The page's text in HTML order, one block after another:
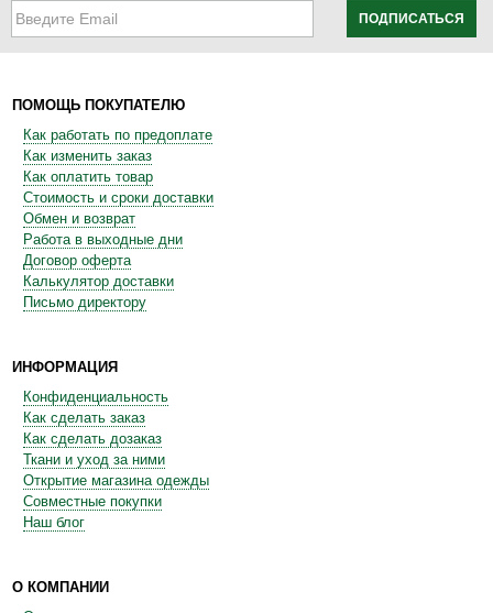
ПОДПИСАТЬСЯ
ПОМОЩЬ ПОКУПАТЕЛЮ
Как работать по предоплате
Как изменить заказ
Как оплатить товар
Стоимость и сроки доставки
Обмен и возврат
Работа в выходные дни
Договор оферта
Калькулятор доставки
Письмо директору
ИНФОРМАЦИЯ
Конфиденциальность
Как сделать заказ
Как сделать дозаказ
Ткани и уход за ними
Открытие магазина одежды
Совместные покупки
Наш блог
О КОМПАНИИ